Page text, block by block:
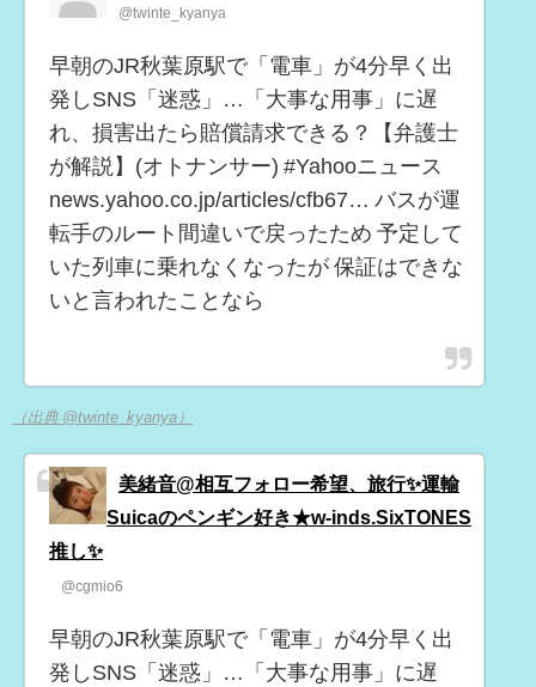
@twinte_kyanya
早朝のJR秋葉原駅で「電車」が4分早く出
発しSNS「迷惑」…「大事な用事」に遅
れ、損害出たら賠償請求できる？【弁護士
が解説】(オトナンサー) #Yahooニュース
news.yahoo.co.jp/articles/cfb67… バスが運
転手のルート間違いで戻ったため 予定して
いた列車に乗れなくなったが 保証はできな
いと言われたことなら
（出典 @twinte_kyanya）
美緒音@相互フォロー希望、旅行✨運輸
Suicaのペンギン好き★w-inds.SixTONES
推し✨
@cgmio6
早朝のJR秋葉原駅で「電車」が4分早く出
発しSNS「迷惑」…「大事な用事」に遅